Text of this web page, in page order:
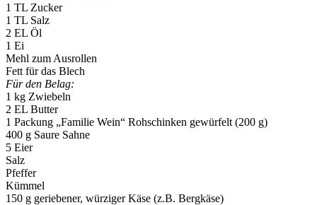
1 TL Zucker
1 TL Salz
2 EL Öl
1 Ei
Mehl zum Ausrollen
Fett für das Blech
Für den Belag:
1 kg Zwiebeln
2 EL Butter
1 Packung „Familie Wein“ Rohschinken gewürfelt (200 g)
400 g Saure Sahne
5 Eier
Salz
Pfeffer
Kümmel
150 g geriebener, würziger Käse (z.B. Bergkäse)